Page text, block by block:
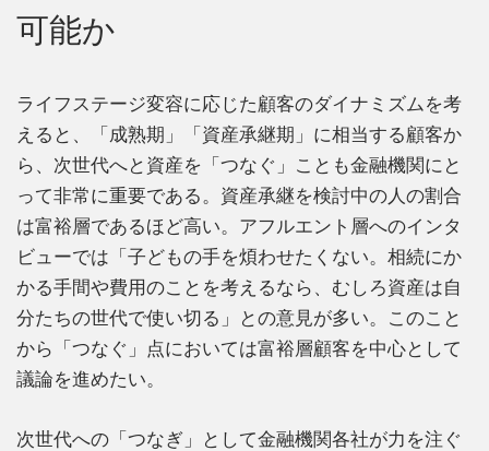
可能か
ライフステージ変容に応じた顧客のダイナミズムを考
えると、「成熟期」「資産承継期」に相当する顧客か
ら、次世代へと資産を「つなぐ」ことも金融機関にと
って非常に重要である。資産承継を検討中の人の割合
は富裕層であるほど高い。アフルエント層へのインタ
ビューでは「子どもの手を煩わせたくない。相続にか
かる手間や費用のことを考えるなら、むしろ資産は自
分たちの世代で使い切る」との意見が多い。このこと
から「つなぐ」点においては富裕層顧客を中心として
議論を進めたい。
次世代への「つなぎ」として金融機関各社が力を注ぐ